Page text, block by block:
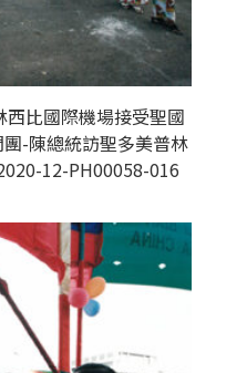
比國際機場接受聖國
-陳總統訪聖多美普林
12-PH00058-016